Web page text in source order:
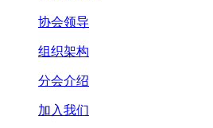
协会领导
组织架构
分会介绍
加入我们